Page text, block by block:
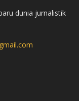
dunia jurnalistik